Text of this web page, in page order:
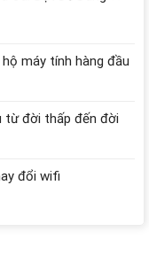
máy tính hàng đầu
từ đời thấp đến đời
đổi wifi